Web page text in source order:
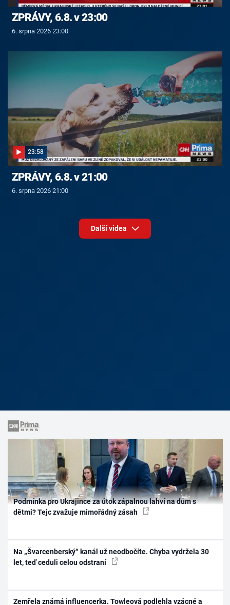
ZPRÁVY, 6.8. v 23:00
6. srpna 2026 23:00
23:58
ZPRÁVY, 6.8. v 21:00
6. srpna 2026 21:00
Další videa
Podmínka pro Ukrajince za útok zápalnou lahví na dům s
dětmi? Tejc zvažuje mimořádný zásah
Na „Švarcenberský“ kanál už neodbočíte. Chyba vydržela 30
let, teď ceduli celou odstraní
Zemřela známá influencerka. Towleová podlehla vzácné a